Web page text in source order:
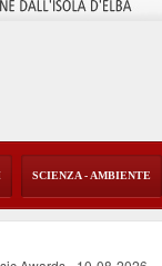
SCIENZA - AMBIENTE